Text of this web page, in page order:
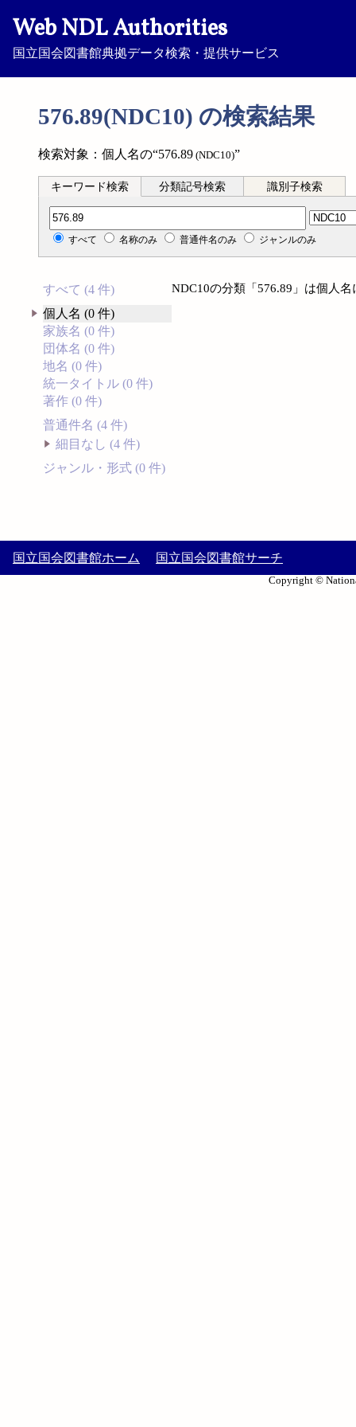
Web NDL Authorities
国立国会図書館典拠データ検索・提供サービス
576.89(NDC10) の検索結果
検索対象：個人名の“576.89 (NDC10)”
キーワード検索 分類記号検索 識別子検索
分類記号検索
すべて 名称のみ 普通件名のみ ジャンルのみ
すべて (4 件)
個人名 (0 件)
家族名 (0 件)
団体名 (0 件)
地名 (0 件)
統一タイトル (0 件)
著作 (0 件)
普通件名 (4 件)
細目なし (4 件)
ジャンル・形式 (0 件)
NDC10の分類「576.89」は個人
国立国会図書館ホーム 国立国会図書館サーチ
Copyright ©